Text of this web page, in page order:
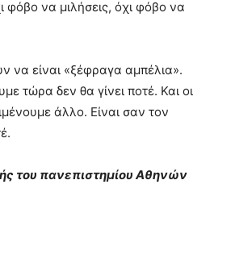
να μιλήσεις, όχι φόβο να
να είναι «ξέφραγα αμπέλια».
τώρα δεν θα γίνει ποτέ. Και οι
άλλο. Είναι σαν τον
του πανεπιστημίου Αθηνών